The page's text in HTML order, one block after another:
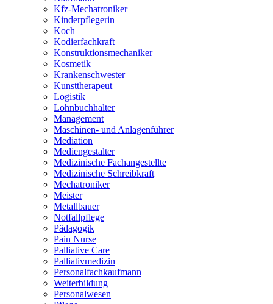
Kfz-Mechatroniker
Kinderpflegerin
Koch
Kodierfachkraft
Konstruktionsmechaniker
Kosmetik
Krankenschwester
Kunsttherapeut
Logistik
Lohnbuchhalter
Management
Maschinen- und Anlagenführer
Mediation
Mediengestalter
Medizinische Fachangestellte
Medizinische Schreibkraft
Mechatroniker
Meister
Metallbauer
Notfallpflege
Pädagogik
Pain Nurse
Palliative Care
Palliativmedizin
Personalfachkaufmann
Weiterbildung
Personalwesen